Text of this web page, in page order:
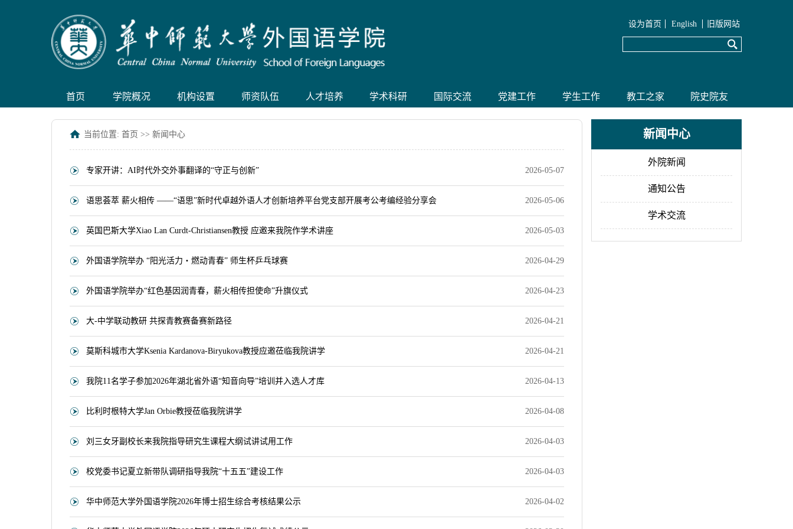
设为首页 English 旧版网站
首页 学院概况 机构设置 师资队伍 人才培养 学术科研 国际交流 党建工作 学生工作 教工之家 院史院友
当前位置: 首页 >> 新闻中心
专家开讲：AI时代外交外事翻译的“守正与创新” 2026-05-07
语思荟萃 薪火相传 ——“语思”新时代卓越外语人才创新培养平台党支部开展考公考编经验分享会 2026-05-06
英国巴斯大学Xiao Lan Curdt-Christiansen教授 应邀来我院作学术讲座 2026-05-03
外国语学院举办 “阳光活力・燃动青春” 师生杯乒乓球赛 2026-04-29
外国语学院举办“红色基因润青春，薪火相传担使命”升旗仪式 2026-04-23
大-中学联动教研 共探青教赛备赛新路径 2026-04-21
莫斯科城市大学Ksenia Kardanova-Biryukova教授应邀莅临我院讲学 2026-04-21
我院11名学子参加2026年湖北省外语“知音向导”培训并入选人才库 2026-04-13
比利时根特大学Jan Orbie教授莅临我院讲学 2026-04-08
刘三女牙副校长来我院指导研究生课程大纲试讲试用工作 2026-04-03
校党委书记夏立新带队调研指导我院“十五五”建设工作 2026-04-03
华中师范大学外国语学院2026年博士招生综合考核结果公示 2026-04-02
新闻中心
外院新闻
通知公告
学术交流